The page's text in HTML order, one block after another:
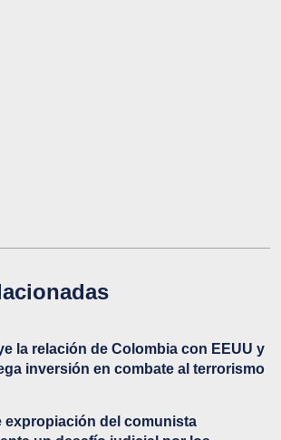
la relación de Colombia con EEUU y
inversión en combate al terrorismo
expropiación del comunista